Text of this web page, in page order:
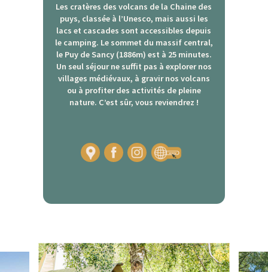
Les cratères des volcans de la Chaine des
puys, classée à l’Unesco, mais aussi les
lacs et cascades sont accessibles depuis
le camping. Le sommet du massif central,
le Puy de Sancy (1886m) est à 25 minutes.
Un seul séjour ne suffit pas à explorer nos
villages médiévaux, à gravir nos volcans
ou à profiter des activités de pleine
nature. C’est sûr, vous reviendrez !